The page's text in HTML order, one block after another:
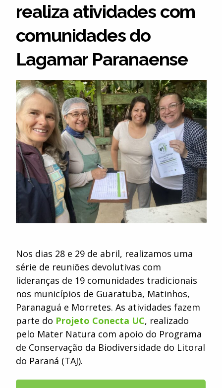
realiza atividades com
comunidades do
Lagamar Paranaense
Nos dias 28 e 29 de abril, realizamos uma
série de reuniões devolutivas com
lideranças de 19 comunidades tradicionais
nos municípios de Guaratuba, Matinhos,
Paranaguá e Morretes. As atividades fazem
parte do Projeto Conecta UC, realizado
pelo Mater Natura com apoio do Programa
de Conservação da Biodiversidade do Litoral
do Paraná (TAJ).